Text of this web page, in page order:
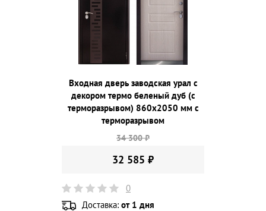
Входная дверь заводская урал с
декором термо беленый дуб (с
терморазрывом) 860х2050 мм с
терморазрывом
34 300 ₽
32 585 ₽
0
Доставка: от 1 дня